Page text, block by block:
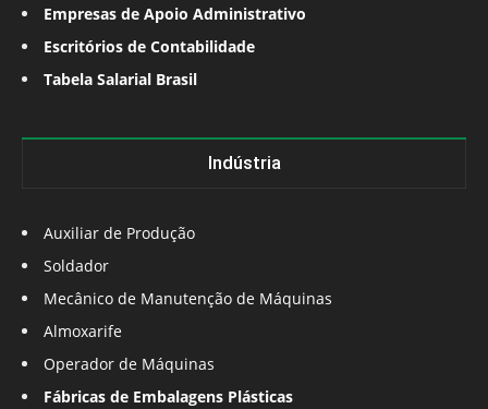
Empresas de Apoio Administrativo
Escritórios de Contabilidade
Tabela Salarial Brasil
Indústria
Auxiliar de Produção
Soldador
Mecânico de Manutenção de Máquinas
Almoxarife
Operador de Máquinas
Fábricas de Embalagens Plásticas